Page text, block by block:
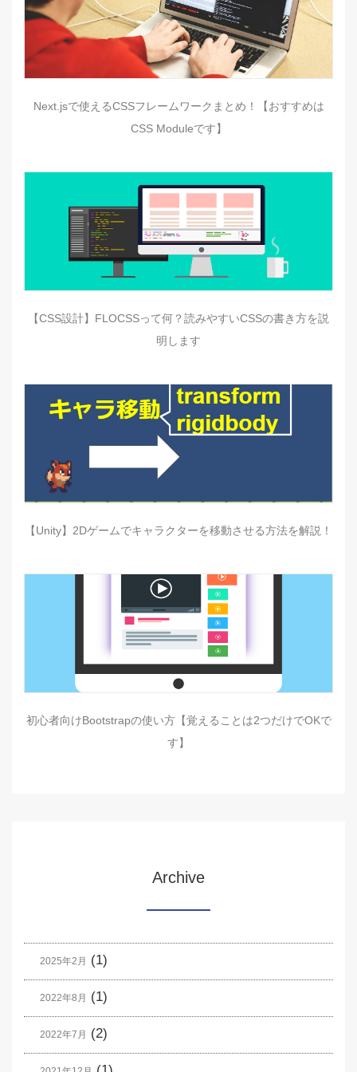
Next.jsで使えるCSSフレームワークまとめ！【おすすめは
CSS Moduleです】
【CSS設計】FLOCSSって何？読みやすいCSSの書き方を説
明します
【Unity】2Dゲームでキャラクターを移動させる方法を解説！
初心者向けBootstrapの使い方【覚えることは2つだけでOKで
す】
Archive
2025年2月 (1)
2022年8月 (1)
2022年7月 (2)